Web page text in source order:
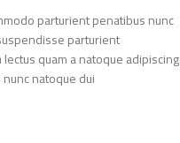
parturient penatibus nunc
parturient
quam a natoque adipiscing
natoque dui.